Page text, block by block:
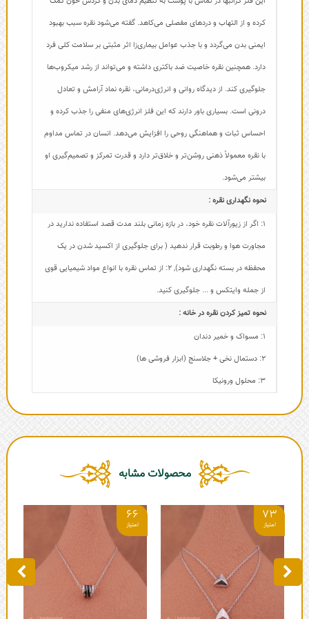
کرده و از التهاب و دردهای مفصلی می‌کاهد. گفته می‌شود نقره سبب بهبود
ایمنی بدن می‌گردد و با جذب عوامل بیماری‌زا اثر مثبتی بر سلامت کلی فرد
دارد. همچنین نقره خاصیت ضد باکتری داشته و می‌تواند از رشد میکروب‌ها
جلوگیری کند. از دیدگاه روانی و انرژی‌درمانی، نقره نماد آرامش و تعادل
درونی است. بسیاری باور دارند که این فلز انرژی‌های منفی را جذب کرده و
احساس ثبات و هماهنگی روحی را افزایش می‌دهد. انسان در تماس مداوم
با نقره معمولاً ذهنی روشن‌تر و خلاق‌تر دارد و قدرت تمرکز و تصمیم‌گیری او
بیشتر می‌شود.
نحوه نگهداری نقره :
1: اگر از زیورآلات نقره خود، در بازه زمانی بلند مدت قصد استفاده ندارید در
مجاورت هوا و رطوبت قرار ندهید ( برای جلوگیری از اکسید شدن در یک
محفظه در بسته نگهداری شود), 2: از تماس نقره با انواع مواد شیمیایی قوی
از جمله وایتکس و ... جلوگیری کنید.
نحوه تمیز کردن نقره در خانه :
1: مسواک و خمیر دندان
2: دستمال نخی + جلاسنج (ابزار فروشی ها)
3: محلول ورونیکا
محصولات مشابه
73
66